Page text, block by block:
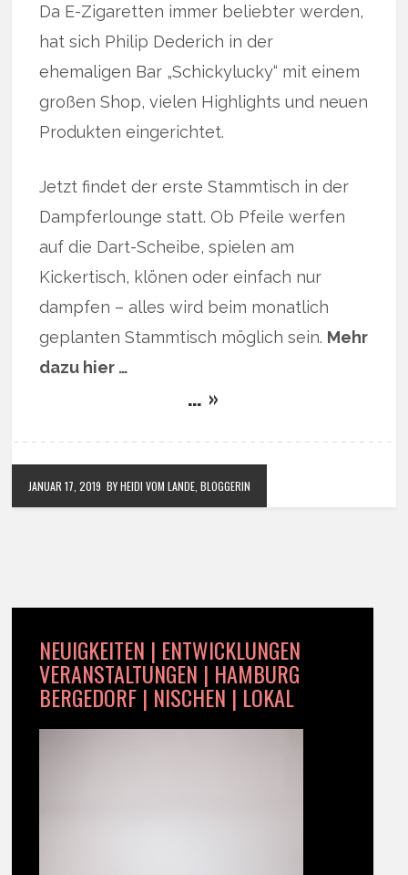
Da E-Zigaretten immer beliebter werden,
hat sich Philip Dederich in der
ehemaligen Bar „Schickylucky“ mit einem
großen Shop, vielen Highlights und neuen
Produkten eingerichtet.
Jetzt findet der erste Stammtisch in der
Dampferlounge statt. Ob Pfeile werfen
auf die Dart-Scheibe, spielen am
Kickertisch, klönen oder einfach nur
dampfen – alles wird beim monatlich
geplanten Stammtisch möglich sein. Mehr
dazu hier …
… »
JANUAR 17, 2019 BY HEIDI VOM LANDE, BLOGGERIN
NEUIGKEITEN | ENTWICKLUNGEN
VERANSTALTUNGEN | HAMBURG
BERGEDORF | NISCHEN | LOKAL